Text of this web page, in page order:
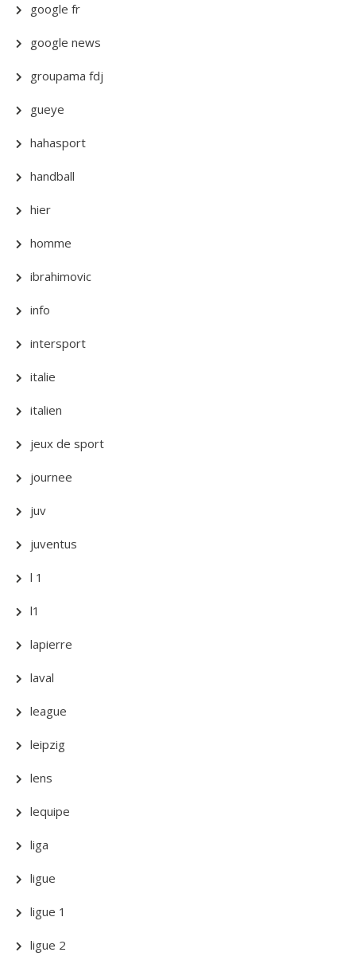
google fr
google news
groupama fdj
gueye
hahasport
handball
hier
homme
ibrahimovic
info
intersport
italie
italien
jeux de sport
journee
juv
juventus
l 1
l1
lapierre
laval
league
leipzig
lens
lequipe
liga
ligue
ligue 1
ligue 2